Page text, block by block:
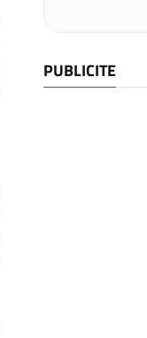
PUBLICITE